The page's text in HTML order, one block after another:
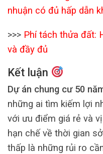
nhuận có đủ hấp dẫn
>>> Phí tách thửa đất:
và đầy đủ
Kết luận
Dự án chung cư 50
những ai tìm kiếm lợi
với ưu điểm giá rẻ và
hạn chế về thời gian
thấp là những rủi ro